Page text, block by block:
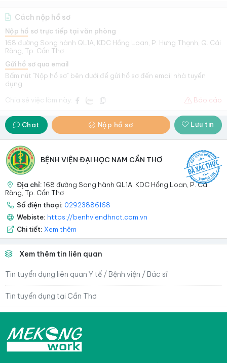
Cách nộp hồ sơ
Nộp hồ sơ trực tiếp tại văn phòng
168 đường Song hành QL1A, KDC Hồng Loan, P. Hưng Thạnh, Q. Cái
Răng, Tp. Cần Thơ
Gửi hồ sơ qua email
Bấm nút "Nộp hồ sơ" bên dưới để gửi hồ sơ đến email nhà tuyển
dụng
Chia sẻ việc làm này:
Báo cáo
Chat Nộp hồ sơ Lưu tin
BỆNH VIỆN ĐẠI HỌC NAM CẦN THƠ
Địa chỉ: 168 đường Song hành QL1A, KDC Hồng Loan, P. Cái
Răng, Tp. Cần Thơ
Số điện thoại: 02923886168
Webiste: https://benhviendhnct.com.vn
Chi tiết: Xem thêm
Xem thêm tin liên quan
Tin tuyển dụng liên quan Y tế / Bệnh viện / Bác sĩ
Tin tuyển dụng tại Cần Thơ